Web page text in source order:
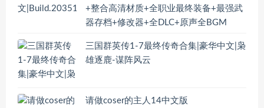
+整合高清材质+全职业最终装备+最强武
器存档+修改器+全DLC+原声全BGM
三国群英传1-7最终传奇合集|豪华中文|枭
雄逐鹿-谋阵风云
请做coser的主人14中文版